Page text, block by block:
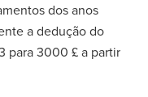
dos anos
a dedução do
para 3000 £ a partir